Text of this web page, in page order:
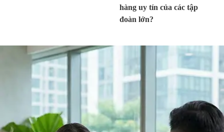
hàng uy tín của các tập
đoàn lớn?